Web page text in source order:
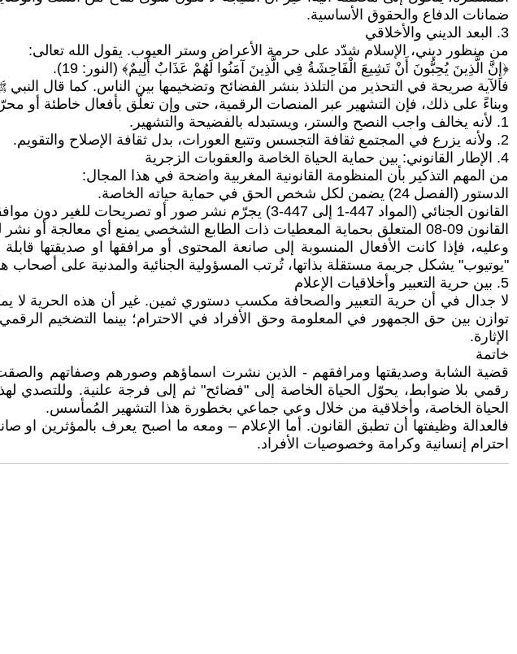
ضمانات الدفاع والحقوق الأساسية.
3. البعد الديني والأخلاقي
من منظور ديني، الإسلام شدّد على حرمة الأعراض وستر العيوب. يقول الله تعالى:
﴿إِنَّ الَّذِينَ يُحِبُّونَ أَنْ تَشِيعَ الْفَاحِشَةُ فِي الَّذِينَ آمَنُوا لَهُمْ عَذَابٌ أَلِيمٌ﴾ (النور: 19).
فالآية صريحة في التحذير من التلذذ بنشر الفضائح وتضخيمها بين الناس. كما قال
وبناءً على ذلك، فإن التشهير عبر المنصات الرقمية، حتى وإن تعلّق بأفعال خاطئة أو
1. لأنه يخالف واجب النصح والستر، ويستبدله بالفضيحة والتشهير.
2. ولأنه يزرع في المجتمع ثقافة التجسس وتتبع العورات، بدل ثقافة الإصلاح والتقويم.
4. الإطار القانوني: بين حماية الحياة الخاصة والعقوبات الزجرية
من المهم التذكير بأن المنظومة القانونية المغربية واضحة في هذا المجال:
الدستور (الفصل 24) يضمن لكل شخص الحق في حماية حياته الخاصة.
القانون الجنائي (المواد 447-1 إلى 447-3) يجرّم نشر صور أو تصريحات للغير دون موافقته، مع عقوبات تصل إلى الحبس.
القانون 09-08 المتعلق بحماية المعطيات ذات الطابع الشخصي يمنع أي معالجة أو نشر للصور والمعطيات دون ترخيص.
وعليه، فإذا كانت الأفعال المنسوبة إلى صانعة المحتوى أو مرافقها او
"يوتيوب" يشكل جريمة مستقلة بذاتها، تُرتب المسؤولية الجنائية والمدنية على أصحاب
5. بين حرية التعبير وأخلاقيات الإعلام
لا جدال في أن حرية التعبير والصحافة مكسب دستوري ثمين. غير أن هذه الحرية لا
توازن بين حق الجمهور في المعلومة وحق الأفراد في الاحترام؛ بينما التضخيم
الإثارة.
خاتمة
قضية الشابة وصديقتها ومرافقهم - الذين نشرت اسماؤهم وصورهم وصفاتهم
رقمي بلا ضوابط، يحوّل الحياة الخاصة إلى "فضائح" ثم إلى فرجة علنية. وللتصدي
الحياة الخاصة، وأخلاقية من خلال وعي جماعي بخطورة هذا التشهير المُمأسس.
فالعدالة وظيفتها أن تطبق القانون. أما الإعلام – ومعه ما اصبح يعرف بالمؤثرين
احترام إنسانية وكرامة وخصوصيات الأفراد.